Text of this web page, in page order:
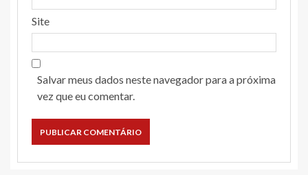
Site
Salvar meus dados neste navegador para a próxima
vez que eu comentar.